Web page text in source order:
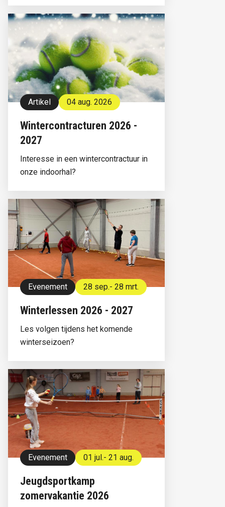
Artikel 04 aug. 2026
Wintercontracturen 2026 -
2027
Interesse in een wintercontractuur in
onze indoorhal?
Evenement 28 sep.- 28 mrt.
Winterlessen 2026 - 2027
Les volgen tijdens het komende
winterseizoen?
Evenement 01 jul.- 21 aug.
Jeugdsportkamp
zomervakantie 2026